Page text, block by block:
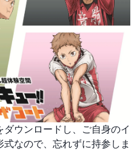
ウンロードし、ご自身のイ
なので、忘れずに持参しま